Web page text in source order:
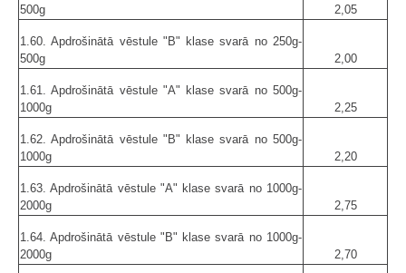
500g
2,05
1.60. Apdrošinātā vēstule "B" klase svarā no 250g-
500g
2,00
1.61. Apdrošinātā vēstule "A" klase svarā no 500g-
1000g
2,25
1.62. Apdrošinātā vēstule "B" klase svarā no 500g-
1000g
2,20
1.63. Apdrošinātā vēstule "A" klase svarā no 1000g-
2000g
2,75
1.64. Apdrošinātā vēstule "B" klase svarā no 1000g-
2000g
2,70